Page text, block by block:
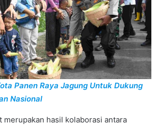
Panen Raya Jagung Untuk Dukung
Nasional
merupakan hasil kolaborasi antara